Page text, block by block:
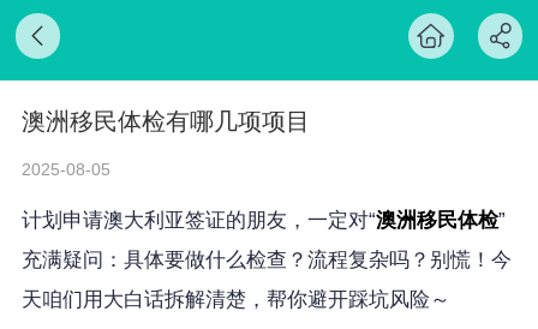
澳洲移民体检有哪几项项目
2025-08-05
计划申请澳大利亚签证的朋友，一定对“澳洲移民体检”
充满疑问：具体要做什么检查？流程复杂吗？别慌！今
天咱们用大白话拆解清楚，帮你避开踩坑风险～